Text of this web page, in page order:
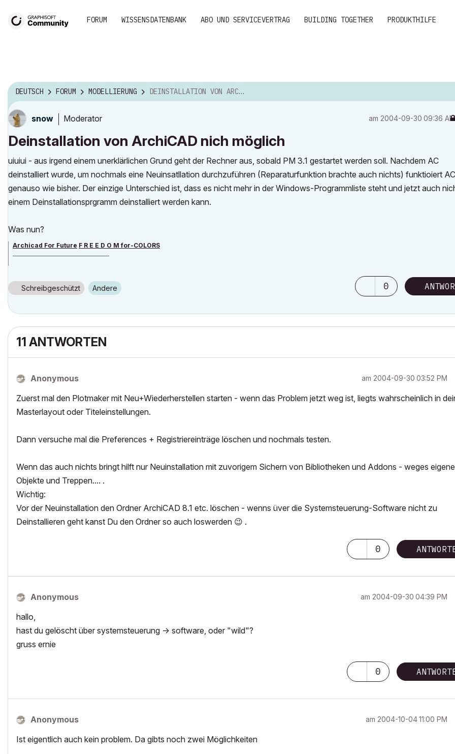
FORUM WISSENSDATENBANK ABO UND SERVICEVERTRAG BUILDING TOGETHER PRODUKTHILFE
DEUTSCH FORUM MODELLIERUNG DEINSTALLATION VON ARCHICAD NICH MÖGLICH
snow Moderator am ‎2004-09-30 09:36 AM
Deinstallation von ArchiCAD nich möglich
uiuiui - aus irgend einem unerklärlichen Grund geht der Rechner aus, sobald PM 3.1 gestartet werden soll. Nachdem AC
deinstalliert wurde, um nochmals eine Neuinsatllation durchzuführen (Reparaturfunktion brachte auch nichts) funktioiert
genauso wie bisher. Der einzige Unterschied ist, dass es nicht mehr in der Windows-Programmliste steht und jetzt auch
einem Deinstallationsprgramm deinstalliert werden kann.
Was nun?
Archicad For Future F R E E D O M for-COLORS
Schreibgeschützt Andere 0
11 ANTWORTEN
Anonymous am ‎2004-09-30 03:52 PM
Zuerst mal den Plotmaker mit Neu+Wiederherstellen starten - wenn das Problem jetzt weg ist, liegts wahrscheinlich in
Masterlayout oder Titeleinstellungen.
Dann versuche mal die Preferences + Registriereinträge löschen und nochmals testen.
Wenn das auch nichts bringt hilft nur Neuinstallation mit zuvorigem Sichern von Bibliotheken und Addons - weges
Objekte und Treppen.... .
Wichtig:
Vor der Neuinstallation den Ordner ArchiCAD 8.1 etc. löschen - wenns üver die Systemsteuerung-Software nicht zu
Deinstallieren geht kanst Du den Ordner so auch loswerden 😉 .
0
Anonymous am ‎2004-09-30 04:39 PM
hallo,
hast du gelöscht über systemsteuerung -> software, oder "wild"?
gruss ernie
0
Anonymous am ‎2004-10-0411:00 PM
Ist eigentlich auch kein problem. Da gibts noch zwei Möglichkeiten